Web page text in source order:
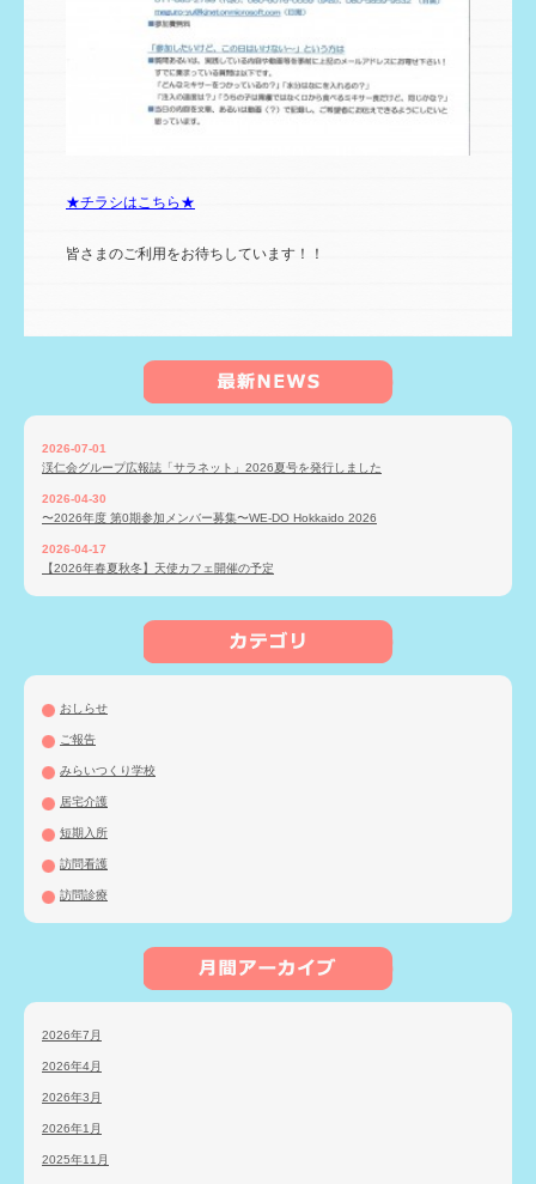
★チラシはこちら★
皆さまのご利用をお待ちしています！！
2026-07-01
渓仁会グループ広報誌「サラネット」2026夏号を発行しました
2026-04-30
〜2026年度 第0期参加メンバー募集〜WE-DO Hokkaido 2026
2026-04-17
【2026年春夏秋冬】天使カフェ開催の予定
おしらせ
ご報告
みらいつくり学校
居宅介護
短期入所
訪問看護
訪問診療
2026年7月
2026年4月
2026年3月
2026年1月
2025年11月